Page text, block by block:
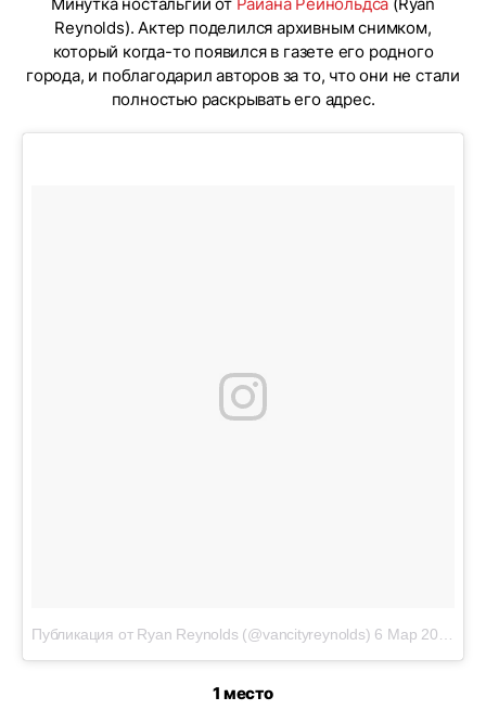
Reynolds). Актер поделился архивным снимком,
который когда-то появился в газете его родного
города, и поблагодарил авторов за то, что они не стали
полностью раскрывать его адрес.
Публикация от Ryan Reynolds (@vancityreynolds) 6 Мар 2019 в 12:55 PST
1 место